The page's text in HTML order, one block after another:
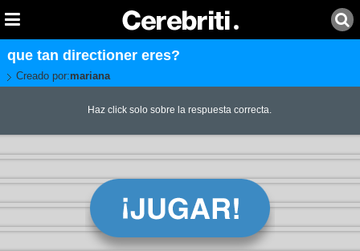
que tan directioner eres?
Creado por:mariana
Haz click solo sobre la respuesta correcta.